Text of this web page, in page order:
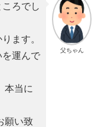
父ちゃん
ろでし
ます。
を運んで
本当に
願い致